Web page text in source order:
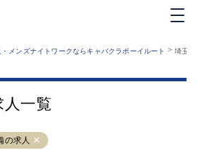
業種から探す
運営者情報
サイトマップ
メンズナイトワークならキャバクラボーイルート > 埼玉
人一覧
の求人
池袋
練馬